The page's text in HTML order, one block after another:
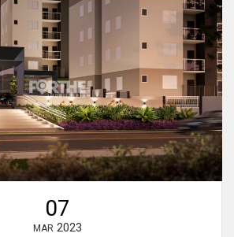
07
MAR 2023